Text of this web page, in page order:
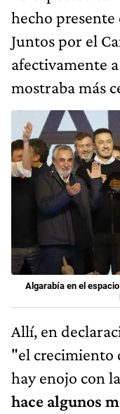
hecho
Juntos por el
afectivamente
mostraba más
Algarabía en el
Allí, en
"el crecimiento
hay enojo con
hace algunos